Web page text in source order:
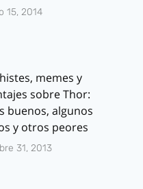
15, 2014
memes y
sobre Thor:
buenos, algunos
y otros peores
31, 2013